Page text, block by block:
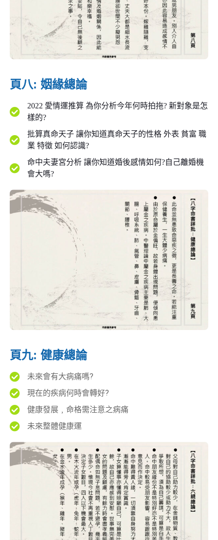
頁八: 姻緣總論
2022 愛情運推算 為你分析今年何時拍拖? 新對象是怎
樣的?
批算真命天子 讓你知道真命天子的性格 外表 貧富 職
業 特徵 如何認識?
命中夫妻宮分析 讓你知道婚後感情如何?自己離婚機
會大嗎?
頁九: 健康總論
未來會有大病痛嗎?
現在的疾病何時會轉好?
健康發展﹐命格需注意之病痛
未來整體健康運